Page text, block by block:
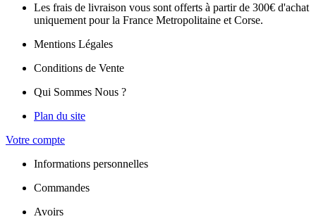
Les frais de livraison vous sont offerts à partir de 300€ d'achat
uniquement pour la France Metropolitaine et Corse.
Mentions Légales
Conditions de Vente
Qui Sommes Nous ?
Plan du site
Votre compte
Informations personnelles
Commandes
Avoirs